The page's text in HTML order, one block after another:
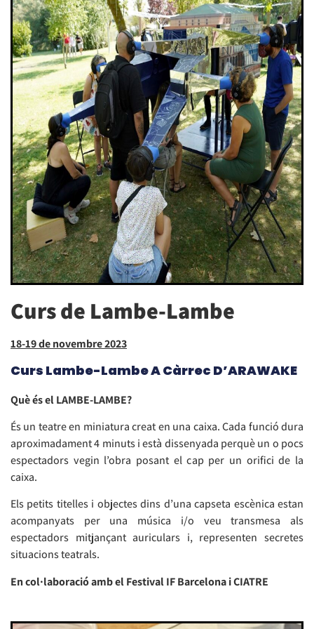
Curs de Lambe-Lambe
18-19 de novembre 2023
Curs Lambe-Lambe A Càrrec D’ARAWAKE
Què és el LAMBE-LAMBE?
És un teatre en miniatura creat en una caixa. Cada funció dura
aproximadament 4 minuts i està dissenyada perquè un o pocs
espectadors vegin l’obra posant el cap per un orifici de la
caixa.
Els petits titelles i objectes dins d’una capseta escènica estan
acompanyats per una música i/o veu transmesa als
espectadors mitjançant auriculars i, representen secretes
situacions teatrals.
En col·laboració amb el Festival IF Barcelona i CIATRE